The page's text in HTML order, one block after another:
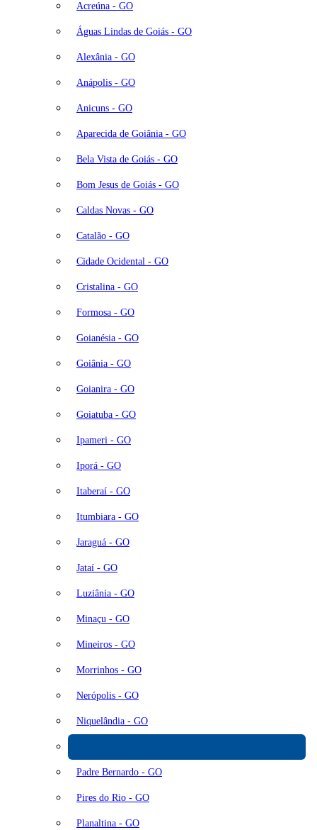
Acreúna - GO
Águas Lindas de Goiás - GO
Alexânia - GO
Anápolis - GO
Anicuns - GO
Aparecida de Goiânia - GO
Bela Vista de Goiás - GO
Bom Jesus de Goiás - GO
Caldas Novas - GO
Catalão - GO
Cidade Ocidental - GO
Cristalina - GO
Formosa - GO
Goianésia - GO
Goiânia - GO
Goianira - GO
Goiatuba - GO
Ipameri - GO
Iporá - GO
Itaberaí - GO
Itumbiara - GO
Jaraguá - GO
Jataí - GO
Luziânia - GO
Minaçu - GO
Mineiros - GO
Morrinhos - GO
Nerópolis - GO
Niquelândia - GO
Padre Bernardo - GO
Pires do Rio - GO
Planaltina - GO